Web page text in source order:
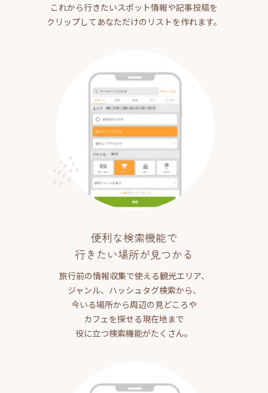
これから行きたいスポット情報や記事投稿を
クリップしてあなただけのリストを作れます。
便利な検索機能で
行きたい場所が見つかる
旅行前の情報収集で使える観光エリア、
ジャンル、ハッシュタグ検索から、
今いる場所から周辺の見どころや
カフェを探せる現在地まで
役に立つ検索機能がたくさん。